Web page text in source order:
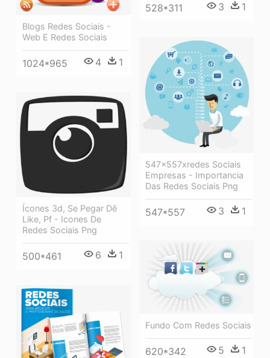
528*311 3 1
Blogs Redes Sociais -
Web E Redes Sociais
1024*965 4 1
547x557xredes Sociais
Empresas - Importancia
Das Redes Sociais Png
547*557 3 1
Ícones 3d, Se Pegar Dê
Like, Pf - Icones De
Redes Sociais Png
500*461 6 1
Fundo Com Redes Sociais
620*342 5 1